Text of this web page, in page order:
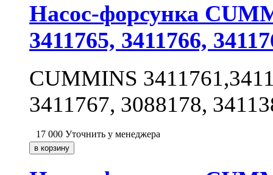
Насос-форсунка
3411765, 3411766,
CUMMINS
3411767, 3088178,
17 000 Уточнить у менеджера